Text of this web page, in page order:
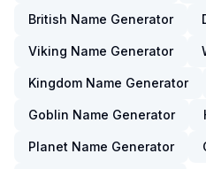
British Name Generator
Viking Name Generator
Kingdom Name Generator
Goblin Name Generator
Planet Name Generator